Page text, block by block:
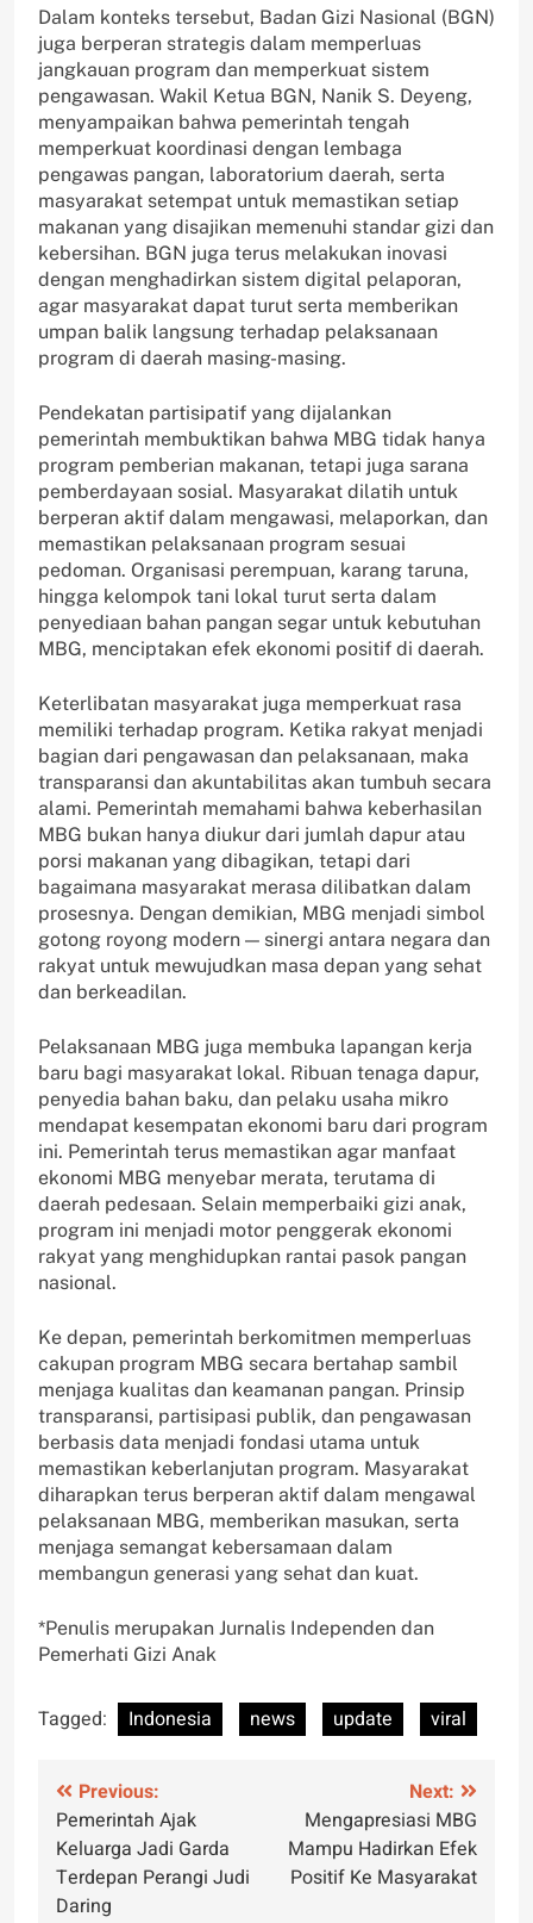
Dalam konteks tersebut, Badan Gizi Nasional (BGN)
juga berperan strategis dalam memperluas
jangkauan program dan memperkuat sistem
pengawasan. Wakil Ketua BGN, Nanik S. Deyeng,
menyampaikan bahwa pemerintah tengah
memperkuat koordinasi dengan lembaga
pengawas pangan, laboratorium daerah, serta
masyarakat setempat untuk memastikan setiap
makanan yang disajikan memenuhi standar gizi dan
kebersihan. BGN juga terus melakukan inovasi
dengan menghadirkan sistem digital pelaporan,
agar masyarakat dapat turut serta memberikan
umpan balik langsung terhadap pelaksanaan
program di daerah masing-masing.
Pendekatan partisipatif yang dijalankan
pemerintah membuktikan bahwa MBG tidak hanya
program pemberian makanan, tetapi juga sarana
pemberdayaan sosial. Masyarakat dilatih untuk
berperan aktif dalam mengawasi, melaporkan, dan
memastikan pelaksanaan program sesuai
pedoman. Organisasi perempuan, karang taruna,
hingga kelompok tani lokal turut serta dalam
penyediaan bahan pangan segar untuk kebutuhan
MBG, menciptakan efek ekonomi positif di daerah.
Keterlibatan masyarakat juga memperkuat rasa
memiliki terhadap program. Ketika rakyat menjadi
bagian dari pengawasan dan pelaksanaan, maka
transparansi dan akuntabilitas akan tumbuh secara
alami. Pemerintah memahami bahwa keberhasilan
MBG bukan hanya diukur dari jumlah dapur atau
porsi makanan yang dibagikan, tetapi dari
bagaimana masyarakat merasa dilibatkan dalam
prosesnya. Dengan demikian, MBG menjadi simbol
gotong royong modern — sinergi antara negara dan
rakyat untuk mewujudkan masa depan yang sehat
dan berkeadilan.
Pelaksanaan MBG juga membuka lapangan kerja
baru bagi masyarakat lokal. Ribuan tenaga dapur,
penyedia bahan baku, dan pelaku usaha mikro
mendapat kesempatan ekonomi baru dari program
ini. Pemerintah terus memastikan agar manfaat
ekonomi MBG menyebar merata, terutama di
daerah pedesaan. Selain memperbaiki gizi anak,
program ini menjadi motor penggerak ekonomi
rakyat yang menghidupkan rantai pasok pangan
nasional.
Ke depan, pemerintah berkomitmen memperluas
cakupan program MBG secara bertahap sambil
menjaga kualitas dan keamanan pangan. Prinsip
transparansi, partisipasi publik, dan pengawasan
berbasis data menjadi fondasi utama untuk
memastikan keberlanjutan program. Masyarakat
diharapkan terus berperan aktif dalam mengawal
pelaksanaan MBG, memberikan masukan, serta
menjaga semangat kebersamaan dalam
membangun generasi yang sehat dan kuat.
*Penulis merupakan Jurnalis Independen dan
Pemerhati Gizi Anak
Tagged: Indonesia news update viral
Post
navigation
Previous:
Pemerintah Ajak
Keluarga Jadi Garda
Terdepan Perangi Judi
Daring
Next:
Mengapresiasi MBG
Mampu Hadirkan Efek
Positif Ke Masyarakat